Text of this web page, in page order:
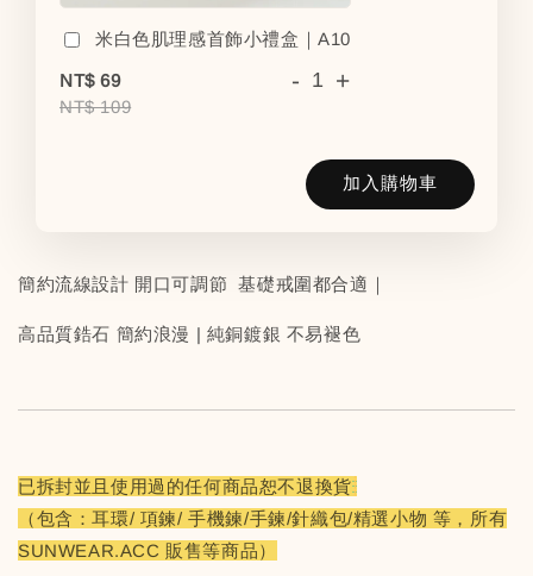
米白色肌理感首飾小禮盒｜A10
NT$ 69
NT$ 109
- +
加入購物車
簡約流線設計 開口可調節 基礎戒圍都合適｜
高品質鋯石 簡約浪漫 | 純銅鍍銀 不易褪色
已拆封並且使用過的任何商品恕不退換貨
（包含：耳環/ 項鍊/ 手機鍊/手鍊/針織包/精選小物 等，所有
SUNWEAR.ACC 販售等商品）